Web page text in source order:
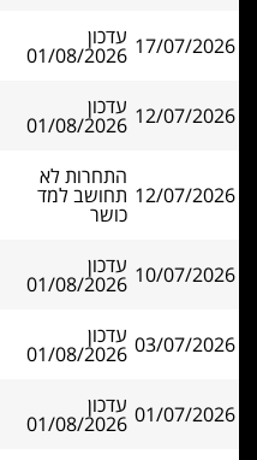
17/07/2026 עדכון
01/08/2026
12/07/2026 עדכון
01/08/2026
12/07/2026
התחרות לא
תחושב למד
כושר
10/07/2026 עדכון
01/08/2026
03/07/2026 עדכון
01/08/2026
01/07/2026 עדכון
01/08/2026